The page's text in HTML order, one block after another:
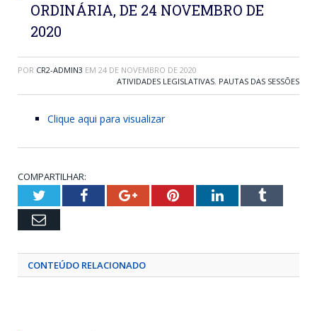
ORDINÁRIA, DE 24 NOVEMBRO DE
2020
POR CR2-ADMIN3 EM 24 DE NOVEMBRO DE 2020
ATIVIDADES LEGISLATIVAS, PAUTAS DAS SESSÕES
Clique aqui para visualizar
COMPARTILHAR:
TwitterFacebookGoogle+PinterestLinkedInTumblr
Email
CONTEÚDO RELACIONADO